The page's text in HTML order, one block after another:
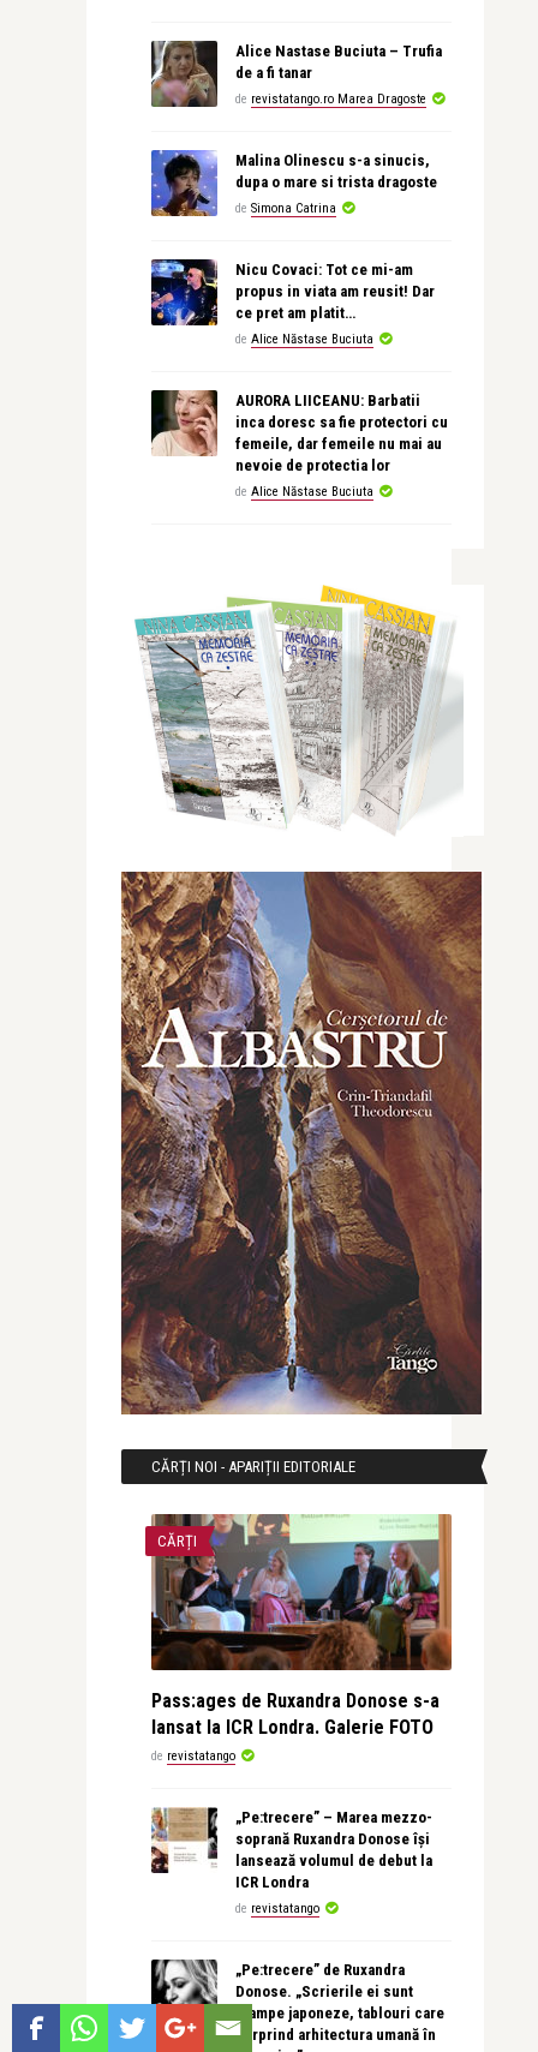
Alice Nastase Buciuta – Trufia
de a fi tanar
de revistatango.ro Marea Dragoste
Malina Olinescu s-a sinucis,
dupa o mare si trista dragoste
de Simona Catrina
Nicu Covaci: Tot ce mi-am
propus in viata am reusit! Dar
ce pret am platit…
de Alice Năstase Buciuta
AURORA LIICEANU: Barbatii
inca doresc sa fie protectori cu
femeile, dar femeile nu mai au
nevoie de protectia lor
de Alice Năstase Buciuta
CĂRȚI NOI - APARIȚII EDITORIALE
CĂRȚI
Pass:ages de Ruxandra Donose s-a
lansat la ICR Londra. Galerie FOTO
de revistatango
„Pe:trecere” – Marea mezzo-
soprană Ruxandra Donose își
lansează volumul de debut la
ICR Londra
de revistatango
„Pe:trecere” de Ruxandra
Donose. „Scrierile ei sunt
stampe japoneze, tablouri care
surprind arhitectura umană în